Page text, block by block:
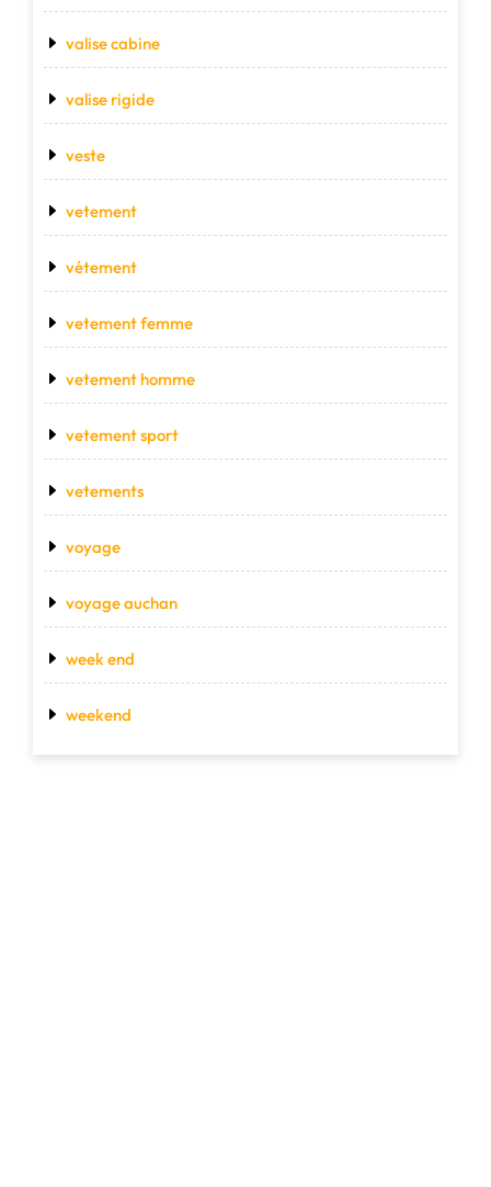
valise cabine
valise rigide
veste
vetement
vétement
vetement femme
vetement homme
vetement sport
vetements
voyage
voyage auchan
week end
weekend